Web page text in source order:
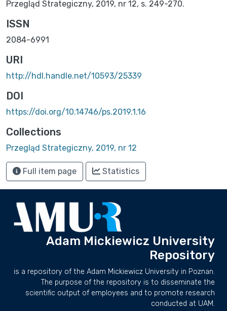
Przegląd Strategiczny, 2019, nr 12, s. 249-270.
ISSN
2084-6991
URI
http://hdl.handle.net/10593/25339
DOI
https://doi.org/10.14746/ps.2019.1.16
Collections
Przegląd Strategiczny, 2019, nr 12
Full item page Statistics
Adam Mickiewicz University
Repository
is a repository of the Adam Mickiewicz University in Poznan.
The purpose of the repository is to disseminate the
scientific output of employees and to promote research
conducted at UAM.